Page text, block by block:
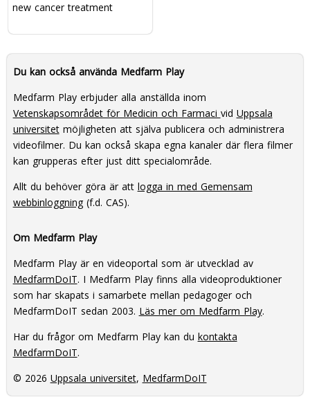
new cancer treatment
Du kan också använda Medfarm Play
Medfarm Play erbjuder alla anställda inom
Vetenskapsområdet för Medicin och Farmaci vid Uppsala
universitetmöjligheten att själva publicera och administrera
videofilmer. Du kan också skapa egna kanaler där flera filmer
kan grupperas efter just ditt specialområde.
Allt du behöver göra är att logga in med Gemensam
webbinloggning(f.d. CAS).
Om Medfarm Play
Medfarm Play är en videoportal som är utvecklad av
MedfarmDoIT. I Medfarm Play finns alla videoproduktioner
som har skapats i samarbete mellan pedagoger och
MedfarmDoIT sedan 2003. Läs mer om Medfarm Play.
Har du frågor om Medfarm Play kan du kontakta
MedfarmDoIT.
© 2026 Uppsala universitet, MedfarmDoIT